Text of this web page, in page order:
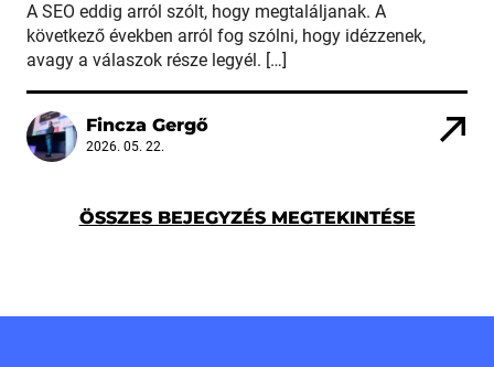
A SEO eddig arról szólt, hogy megtaláljanak. A
következő években arról fog szólni, hogy idézzenek,
avagy a válaszok része legyél. […]
Fincza Gergő
2026. 05. 22.
ÖSSZES BEJEGYZÉS MEGTEKINTÉSE